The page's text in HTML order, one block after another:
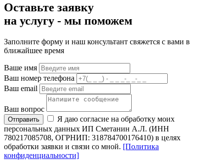
Оставьте заявку
на услугу - мы поможем
Заполните форму и наш консультант свяжется с вами в
ближайшее время
Ваше имя
Ваш номер телефона
Ваш email
Ваш вопрос
Отправить
Я даю согласие на обработку моих
персональных данных ИП Сметанин А.Л. (ИНН
780217085708, ОГРНИП: 318784700176410) в целях
обработки заявки и связи со мной. [Политика
конфиденциальности]